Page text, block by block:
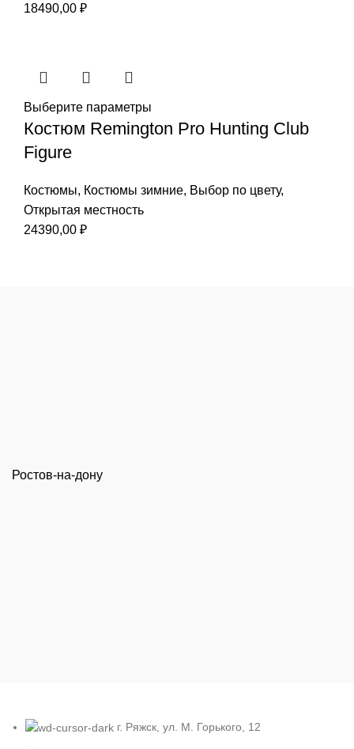
18490,00 ₽
Выберите параметры
Костюм Remington Pro Hunting Club
Figure
Костюмы, Костюмы зимние, Выбор по цвету,
Открытая местность
24390,00 ₽
Ростов-на-дону
г. Ряжск, ул. М. Горького, 12